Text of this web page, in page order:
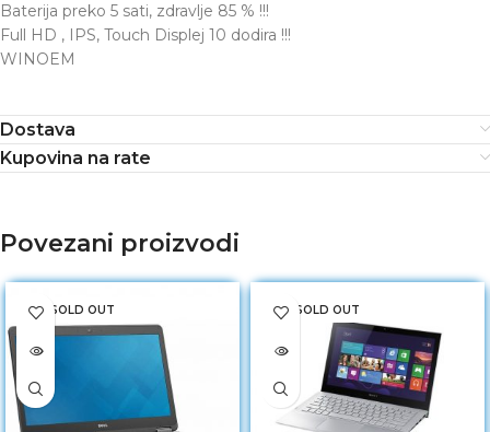
Baterija preko 5 sati, zdravlje 85 % !!!
Full HD , IPS, Touch Displej 10 dodira !!!
WINOEM
Dostava
Kupovina na rate
Povezani proizvodi
SOLD OUT SOLD OUT